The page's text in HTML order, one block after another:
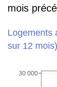
mois
Logements
sur 12 mois)
30 000